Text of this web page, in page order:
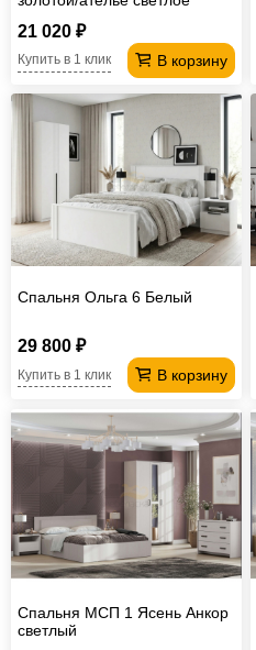
21 020 ₽
В корзину
Купить в 1 клик
Спальня Ольга 6 Белый
29 800 ₽
В корзину
Купить в 1 клик
Спальня МСП 1 Ясень Анкор
светлый